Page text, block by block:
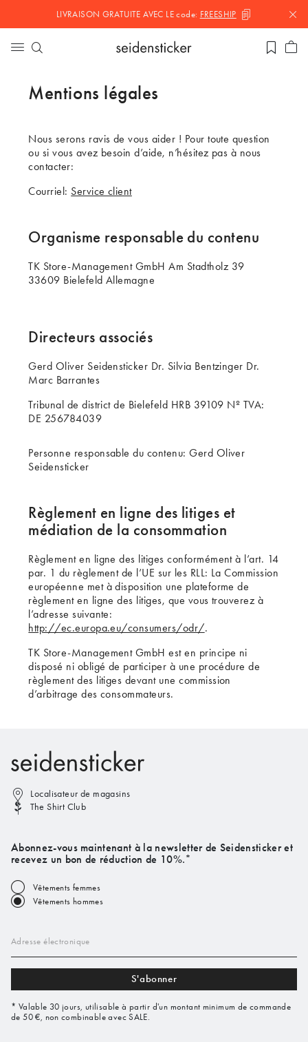
LIVRAISON GRATUITE AVEC LEcode: FREESHIP
Mentions légales
Nous serons ravis de vous aider ! Pour toute question
ou si vous avez besoin d’aide, n’hésitez pas à nous
contacter:
Courriel: Service client
Organisme responsable du contenu
TK Store-Management GmbH Am Stadtholz 39
33609 Bielefeld Allemagne
Directeurs associés
Gerd Oliver Seidensticker Dr. Silvia Bentzinger Dr.
Marc Barrantes
Tribunal de district de Bielefeld HRB 39109 Nº TVA:
DE 256784039
Personne responsable du contenu: Gerd Oliver
Seidensticker
Règlement en ligne des litiges et
médiation de la consommation
Règlement en ligne des litiges conformément à l’art. 14
par. 1 du règlement de l’UE sur les RLL: La Commission
européenne met à disposition une plateforme de
règlement en ligne des litiges, que vous trouverez à
l’adresse suivante:
http://ec.europa.eu/consumers/odr/.
TK Store-Management GmbH est en principe ni
disposé ni obligé de participer à une procédure de
règlement des litiges devant une commission
d’arbitrage des consommateurs.
Localisateur de magasins
The Shirt Club
Abonnez-vous maintenant à la newsletter de Seidensticker et
recevez un bon de réduction de 10%.*
Vêtements femmes
Vêtements hommes
Adresse électronique
S'abonner
* Valable 30 jours, utilisable à partir d'un montant minimum de commande
de 50 €, non combinable avec SALE.